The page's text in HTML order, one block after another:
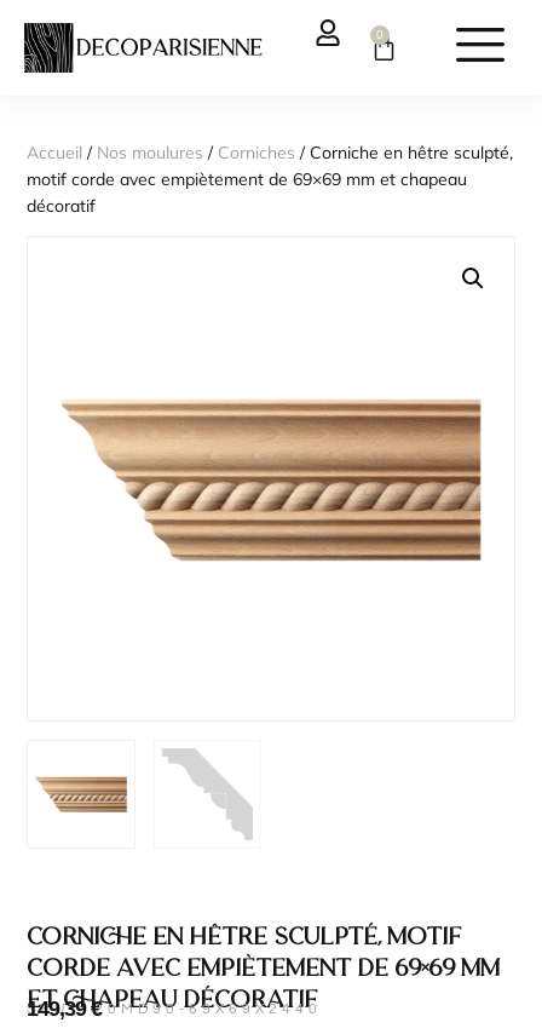
0
Accueil / Nos moulures / Corniches / Corniche en hêtre sculpté,
motif corde avec empiètement de 69×69 mm et chapeau
décoratif
Corniche en hêtre sculpté, motif
corde avec empiètement de 69×69 mm
et chapeau décoratif
SKU : 20MD90-69X69X2440
149,39€